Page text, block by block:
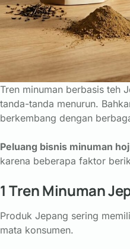
Tren minuman berbasis teh
tanda-tanda menurun.
berkembang dengan
Peluang bisnis minuman
karena beberapa faktor
1TrenMinuman
Produk Jepang sering
mata konsumen.